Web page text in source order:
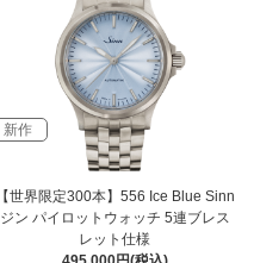
新作
【世界限定300本】556 Ice Blue Sinn
ジン パイロットウォッチ 5連ブレス
レット仕様